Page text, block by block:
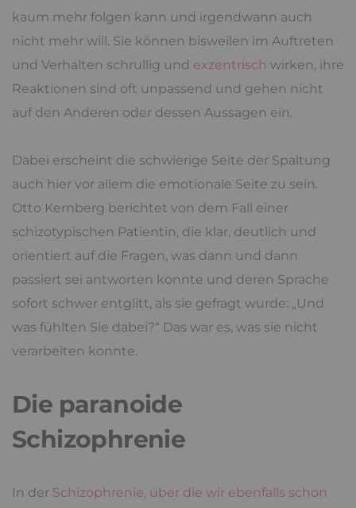
kaum mehr folgen kann und irgendwann auch
nicht mehr will. Sie können bisweilen im Auftreten
und Verhalten schrullig und exzentrisch wirken, ihre
Reaktionen sind oft unpassend und gehen nicht
auf den Anderen oder dessen Aussagen ein.
Dabei erscheint die schwierige Seite der Spaltung
auch hier vor allem die emotionale Seite zu sein.
Otto Kernberg berichtet von dem Fall einer
schizotypischen Patientin, die klar, deutlich und
orientiert auf die Fragen, was dann und dann
passiert sei antworten konnte und deren Sprache
sofort schwer entglitt, als sie gefragt wurde: „Und
was fühlten Sie dabei?“ Das war es, was sie nicht
verarbeiten konnte.
Die paranoide
Schizophrenie
In der Schizophrenie, über die wir ebenfalls schon